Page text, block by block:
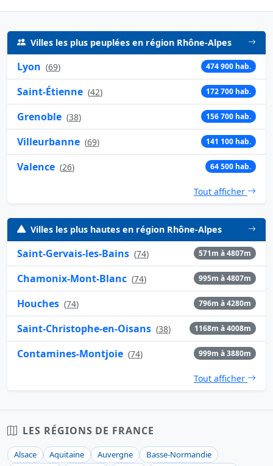
Villes les plus peuplées en région Rhône-Alpes
Lyon (69) 474 900 hab.
Saint-Étienne (42) 172 700 hab.
Grenoble (38) 156 700 hab.
Villeurbanne (69) 141 100 hab.
Valence (26) 64 500 hab.
Tout afficher
Villes les plus hautes en région Rhône-Alpes
Saint-Gervais-les-Bains (74) 571m à 4807m
Chamonix-Mont-Blanc (74) 995m à 4807m
Houches (74) 796m à 4280m
Saint-Christophe-en-Oisans (38) 1168m à 4008m
Contamines-Montjoie (74) 999m à 3880m
Tout afficher
LES RÉGIONS DE FRANCE
Alsace Aquitaine Auvergne
Basse-Normandie